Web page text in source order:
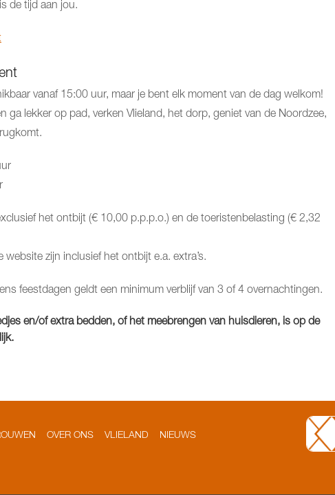
de tijd aan jou.
vanaf 15:00 uur, maar je bent elk moment van de dag welkom!
ga lekker op pad, verken Vlieland, het dorp, geniet van de Noordzee,
het ontbijt (€ 10,00 p.p.p.o.) en de toeristenbelasting (€ 2,32
website zijn inclusief het ontbijt e.a. extra’s.
feestdagen geldt een minimum verblijf van 3 of 4 overnachtingen.
en/of extra bedden, of het meebrengen van huisdieren, is op de
OVER ONS VLIELAND NIEUWS